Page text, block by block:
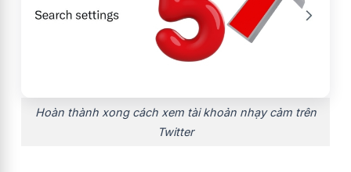
Hoàn thành xong cách xem tài khoản nhạy cảm trên
Twitter